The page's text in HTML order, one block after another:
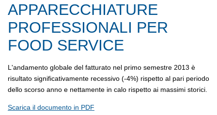
APPARECCHIATURE
PROFESSIONALI PER
FOOD SERVICE
L'andamento globale del fatturato nel primo semestre 2013 è
risultato significativamente recessivo (-4%) rispetto al pari periodo
dello scorso anno e nettamente in calo rispetto ai massimi storici.
Scarica il documento in PDF